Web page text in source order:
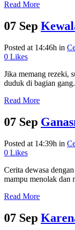
Read More
07 Sep
Posted at 14:46h in
0 Likes
Jika memang rezeki,
duduk di bagian
Read More
07 Sep
Posted at 14:39h in
0 Likes
Cerita dewasa
mampu menolak dan
Read More
07 Sep